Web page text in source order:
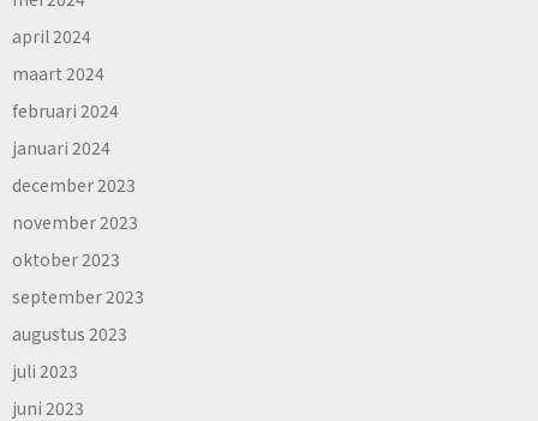
april 2024
maart 2024
februari 2024
januari 2024
december 2023
november 2023
oktober 2023
september 2023
augustus 2023
juli 2023
juni 2023